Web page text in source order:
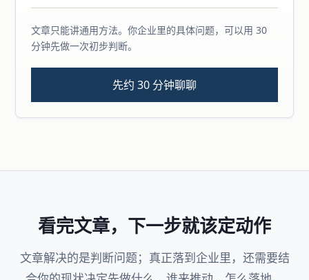
文章只能讲通用方法。你企业里的具体问题，可以用 30
分钟先做一次初步判断。
先约 30 分钟聊聊
看完文章，下一步就该定动作
文章解决的是判断问题；真正落到企业里，还需要结